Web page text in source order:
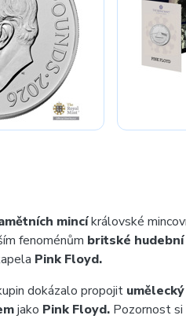
mincíkrálovské
fenoménům britské hudební
Pink Floyd.
dokázalo propojit
jako Pink Floyd. Pozornost si